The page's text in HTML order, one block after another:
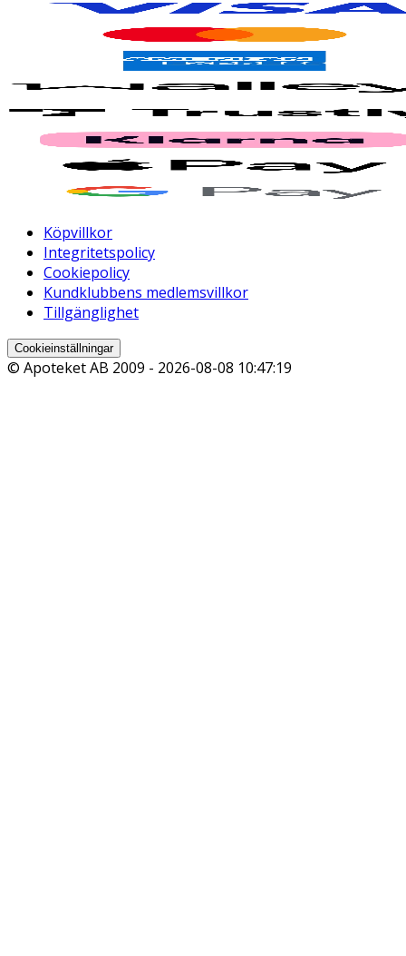
Köpvillkor
Integritetspolicy
Cookiepolicy
Kundklubbens medlemsvillkor
Tillgänglighet
Cookieinställningar
© Apoteket AB 2009 - 2026-08-08 10:47:19